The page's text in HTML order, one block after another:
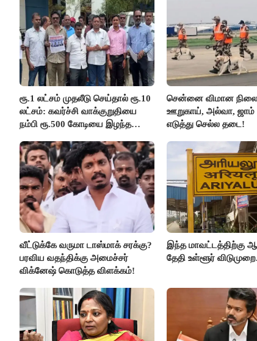
ரூ.1 லட்சம் முதலீடு செய்தால் ரூ.10
லட்சம்: கவர்ச்சி வாக்குறுதியை
நம்பி ரூ.500 கோடியை இழந்த
சென்னை விமான
ஊறுகாய், அல்வா, ஜாம்
எடுத்து செல்ல தடை!
வீட்டுக்கே வருமா டாஸ்மாக் சரக்கு?
பரவிய வதந்திக்கு அமைச்சர்
விக்னேஷ் கொடுத்த விளக்கம்!
இந்த மாவட்டத்திற்கு
தேதி உள்ளூர்